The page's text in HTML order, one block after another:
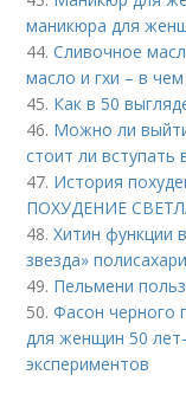
маникюра для
44.Сливочное
масло и гхи – в
45. Как в 50
46. Можно ли
стоит ли вступать
47. История
ПОХУДЕНИЕ
48.Хитин функции
звезда»
49. Пельмени
50.Фасон черного
для женщин 50
экспериментов